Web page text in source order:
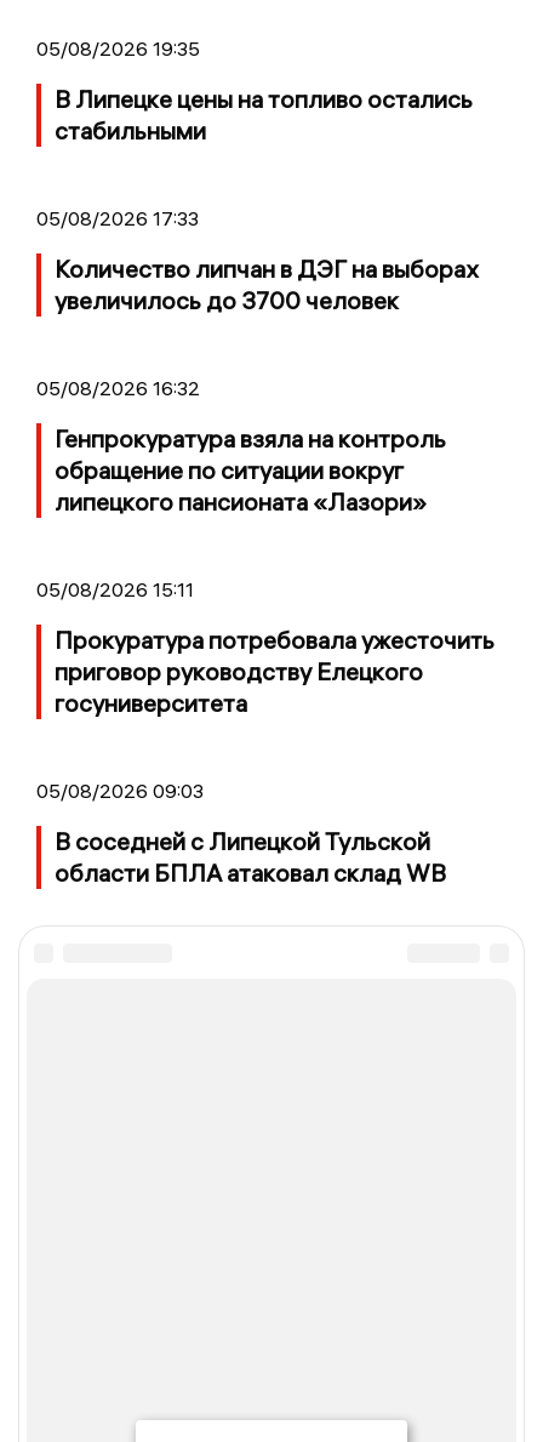
05/08/2026 19:35
В Липецке цены на топливо остались
стабильными
05/08/2026 17:33
Количество липчан в ДЭГ на выборах
увеличилось до 3700 человек
05/08/2026 16:32
Генпрокуратура взяла на контроль
обращение по ситуации вокруг
липецкого пансионата «Лазори»
05/08/2026 15:11
Прокуратура потребовала ужесточить
приговор руководству Елецкого
госуниверситета
05/08/2026 09:03
В соседней с Липецкой Тульской
области БПЛА атаковал склад WB